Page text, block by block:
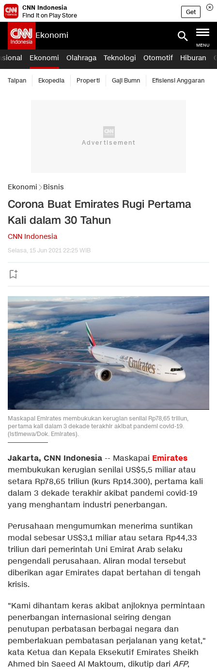
CNN Indonesia
Find it on Play Store
Get
Ekonomi
MENU
Ekonomi Olahraga Teknologi Otomotif Hiburan
Taipan Ekopedia Properti Gaji Bumn Efisiensi Anggaran
Ekonomi Bisnis
Corona Buat Emirates Rugi Pertama
Kali dalam 30 Tahun
CNN Indonesia
Selasa, 15 Jun 2021 22:25 WIB
Maskapai Emirates membukukan kerugian senilai Rp78,65 triliun,
pertama kali dalam 3 dekade terakhir akibat pandemi covid-19.
(istimewa/Dok. Emirates).
Jakarta, CNN Indonesia -- Maskapai Emirates
membukukan kerugian senilai US$5,5 miliar atau
setara Rp78,65 triliun (kurs Rp14.300), pertama kali
dalam 3 dekade terakhir akibat pandemi covid-19
yang menghantam industri penerbangan.
Perusahaan mengumumkan menerima suntikan
modal sebesar US$3,1 miliar atau setara Rp44,33
triliun dari pemerintah Uni Emirat Arab selaku
pengendali perusahaan. Aliran modal tersebut
diberikan agar Emirates dapat bertahan di tengah
krisis.
"Kami dihantam keras akibat anjloknya permintaan
penerbangan internasional seiring dengan
penutupan perbatasan berbagai negara dan
pemberlakuan pembatasan perjalanan yang ketat,"
kata Ketua dan Kepala Eksekutif Emirates Sheikh
Ahmed bin Saeed Al Maktoum, dikutip dari AFP,